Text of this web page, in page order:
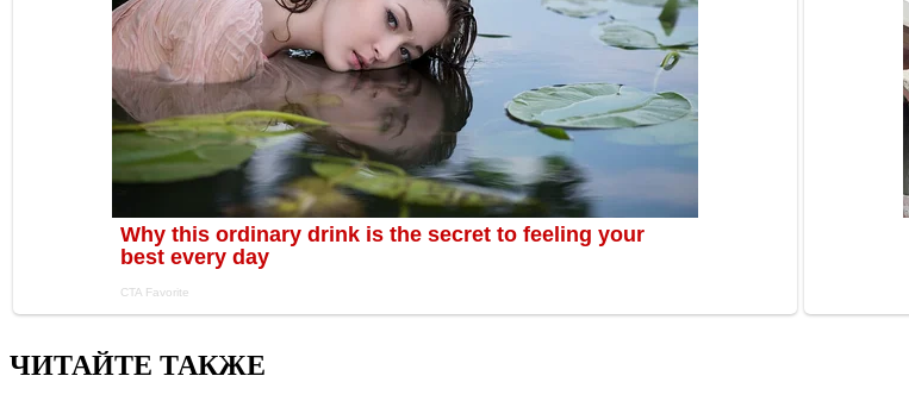
ЧИТАЙТЕ ТАКЖЕ